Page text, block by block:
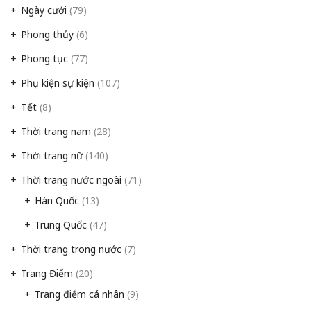
Ngày cưới (79)
Phong thủy (6)
Phong tục (77)
Phụ kiện sự kiện (107)
Tết (8)
Thời trang nam (28)
Thời trang nữ(140)
Thời trang nước ngoài (71)
Hàn Quốc (13)
Trung Quốc (47)
Thời trang trong nước (7)
Trang Điểm (20)
Trang điểm cá nhân (9)